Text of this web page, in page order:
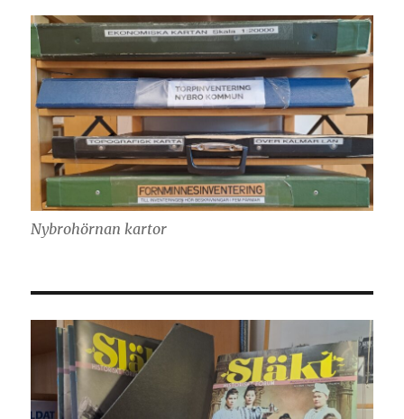
Nybrohörnan kartor